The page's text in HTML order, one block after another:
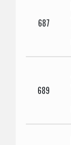
687
689